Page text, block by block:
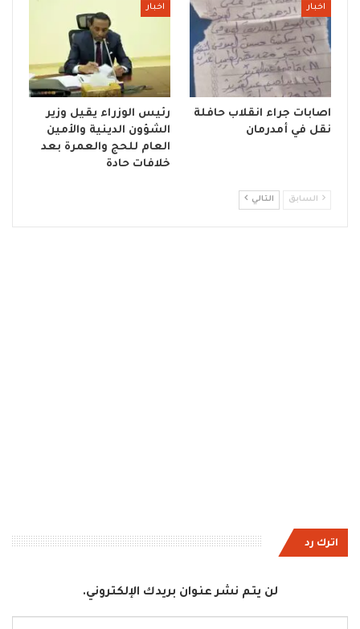
اخبار
اصابات جراء انقلاب حافلة
نقل في أمدرمان
اخبار
رئيس الوزراء يقيل وزير
الشؤون الدينية والأمين
العام للحج والعمرة بعد
خلافات حادة
السابق التالي
اترك رد
لن يتم نشر عنوان بريدك الإلكتروني.